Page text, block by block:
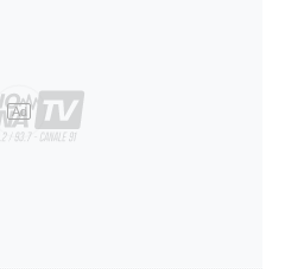
Ad